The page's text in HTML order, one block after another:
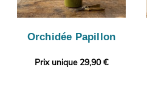
Orchidée Papillon
Prix unique 29,90 €